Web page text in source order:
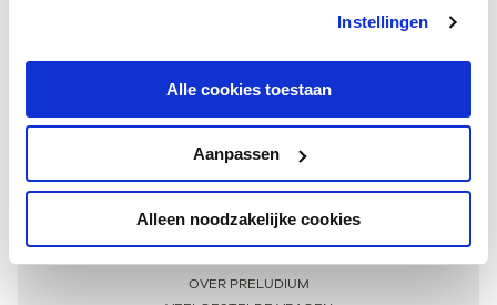
Instellingen
Alle cookies toestaan
Aanpassen
Alleen noodzakelijke cookies
Meer informatie
OVER PRELUDIUM